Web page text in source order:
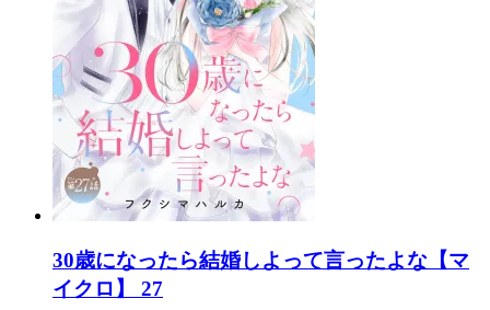
30歳になったら結婚しよって言ったよな【マ
イクロ】 27